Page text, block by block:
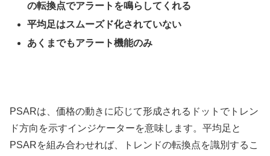
の転換点でアラートを鳴らしてくれる
平均足はスムーズド化されていない
あくまでもアラート機能のみ
PSARは、価格の動きに応じて形成されるドットでトレン
ド方向を示すインジケーターを意味します。平均足と
PSARを組み合わせれば、トレンドの転換点を識別するこ